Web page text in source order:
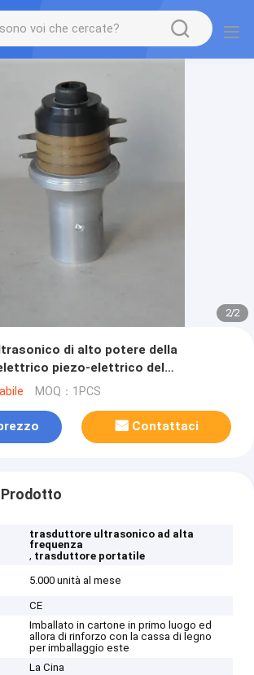
2/2
di alto potere della
piezo-elettrico del
MOQ：1PCS
Contattaci
Prodotto
trasduttore ultrasonico ad alta
frequenza
, trasduttore portatile
5.000 unità al mese
CE
Imballato in cartone in primo luogo ed
allora di rinforzo con la cassa di legno
per imballaggio este
La Cina